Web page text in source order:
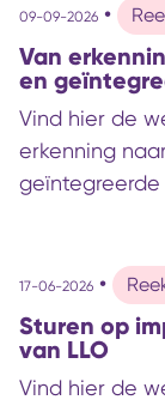
09-09-2026 •
Van
en
Vind hier de
erkenning
geïntegreerde
17-06-2026 •
Sturen op
van LLO
Vind hier de